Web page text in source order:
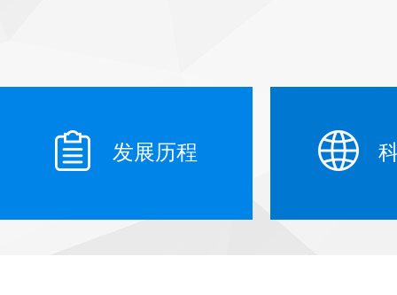
按
按钮文本
发展历程